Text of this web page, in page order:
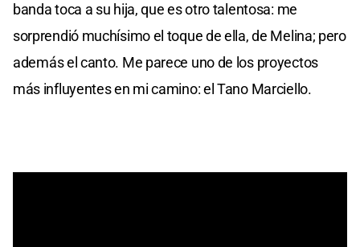
banda toca a su hija, que es otro talentosa: me
sorprendió muchísimo el toque de ella, de Melina; pero
además el canto. Me parece uno de los proyectos
más influyentes en mi camino: el Tano Marciello.